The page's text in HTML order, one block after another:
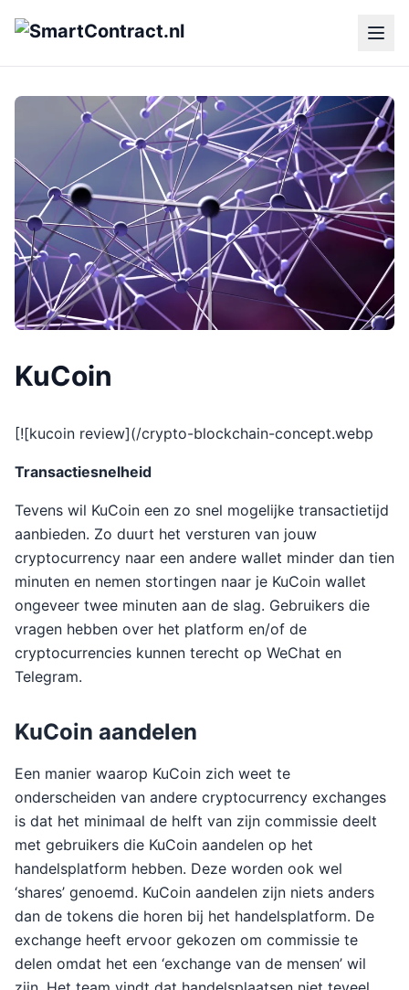
KuCoin
[![kucoin review](/crypto-blockchain-concept.webp
Transactiesnelheid
Tevens wil KuCoin een zo snel mogelijke transactietijd
aanbieden. Zo duurt het versturen van jouw
cryptocurrency naar een andere wallet minder dan tien
minuten en nemen stortingen naar je KuCoin wallet
ongeveer twee minuten aan de slag. Gebruikers die
vragen hebben over het platform en/of de
cryptocurrencies kunnen terecht op WeChat en
Telegram.
KuCoin aandelen
Een manier waarop KuCoin zich weet te
onderscheiden van andere cryptocurrency exchanges
is dat het minimaal de helft van zijn commissie deelt
met gebruikers die KuCoin aandelen op het
handelsplatform hebben. Deze worden ook wel
‘shares’ genoemd. KuCoin aandelen zijn niets anders
dan de tokens die horen bij het handelsplatform. De
exchange heeft ervoor gekozen om commissie te
delen omdat het een ‘exchange van de mensen’ wil